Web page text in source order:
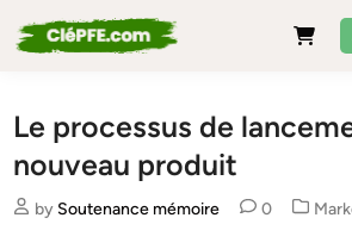
to
Le processus de
nouveau produit
by Soutenance mémoire 0
Posted